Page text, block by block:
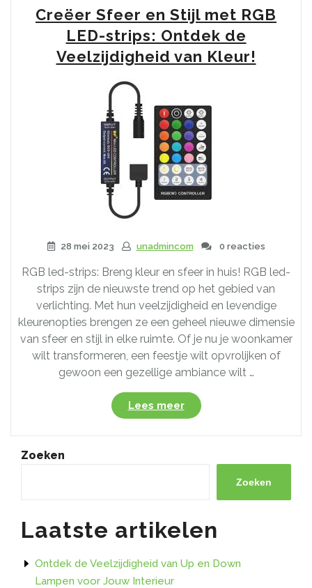
Creëer Sfeer en Stijl met RGB
LED-strips: Ontdek de
Veelzijdigheid van Kleur!
28 mei 2023 unadmincom 0 reacties
RGB led-strips: Breng kleur en sfeer in huis! RGB led-
strips zijn de nieuwste trend op het gebied van
verlichting. Met hun veelzijdigheid en levendige
kleurenopties brengen ze een geheel nieuwe dimensie
van sfeer en stijl in elke ruimte. Of je nu je woonkamer
wilt transformeren, een feestje wilt opvrolijken of
gewoon een gezellige ambiance wilt …
Lees meer“Creëer
Sfeer
en
met
LED-
Ontdek
Veelzijdigheid
van
Zoeken
Zoeken
Laatste artikelen
Ontdek de Veelzijdigheid van Up en Down
Lampen voor Jouw Interieur